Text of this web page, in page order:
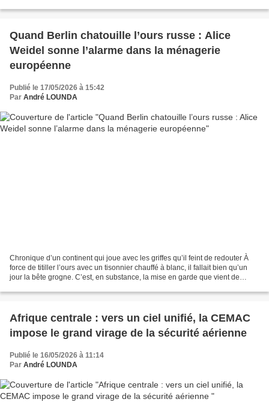
Quand Berlin chatouille l’ours russe : Alice
Weidel sonne l’alarme dans la ménagerie
européenne
Publié le 17/05/2026 à 15:42
Par André LOUNDA
Chronique d’un continent qui joue avec les griffes qu’il feint de redouter À
force de titiller l’ours avec un tisonnier chauffé à blanc, il fallait bien qu’un
jour la bête grogne. C’est, en substance, la mise en garde que vient de
Afrique centrale : vers un ciel unifié, la CEMAC
impose le grand virage de la sécurité aérienne
Publié le 16/05/2026 à 11:14
Par André LOUNDA